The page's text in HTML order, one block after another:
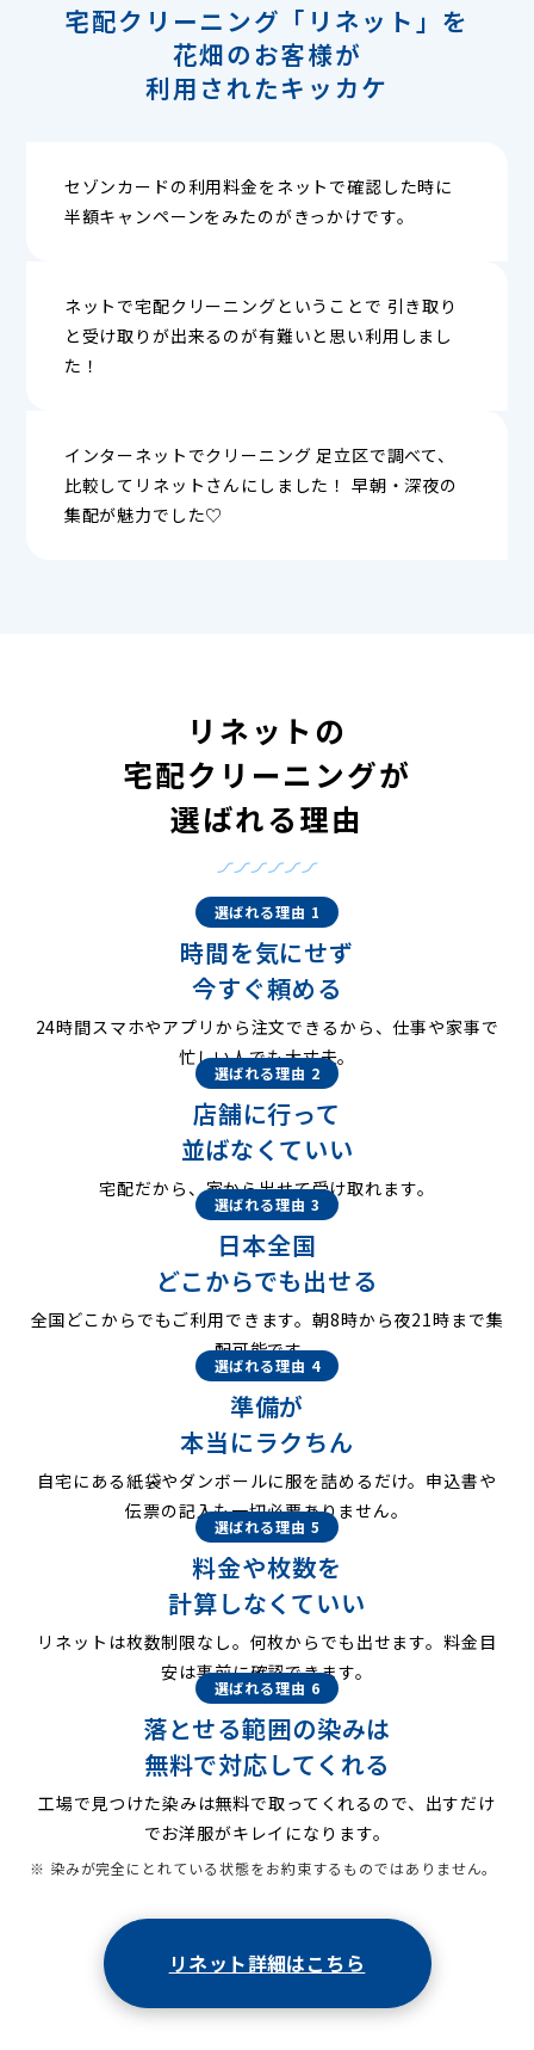
宅配クリーニング「リネット」を
花畑のお客様が
利用されたキッカケ
セゾンカードの利用料金をネットで確認した時に
半額キャンペーンをみたのがきっかけです。
ネットで宅配クリーニングということで 引き取り
と受け取りが出来るのが有難いと思い利用しまし
た！
インターネットでクリーニング 足立区で調べて、
比較してリネットさんにしました！ 早朝・深夜の
集配が魅力でした♡
リネットの
宅配クリーニングが
選ばれる理由
選ばれる理由 1
時間を気にせず
今すぐ頼める
24時間スマホやアプリから注文できるから、仕事や家事で
忙しい人でも大丈夫。
選ばれる理由 2
店舗に行って
並ばなくていい
宅配だから、家から出せて受け取れます。
選ばれる理由 3
日本全国
どこからでも出せる
全国どこからでもご利用できます。朝8時から夜21時まで集
配可能です。
選ばれる理由 4
準備が
本当にラクちん
自宅にある紙袋やダンボールに服を詰めるだけ。申込書や
伝票の記入も一切必要ありません。
選ばれる理由 5
料金や枚数を
計算しなくていい
リネットは枚数制限なし。何枚からでも出せます。料金目
安は事前に確認できます。
選ばれる理由 6
落とせる範囲の染みは
無料で対応してくれる
工場で見つけた染みは無料で取ってくれるので、出すだけ
でお洋服がキレイになります。
※ 染みが完全にとれている状態をお約束するものではありません。
リネット詳細はこちら